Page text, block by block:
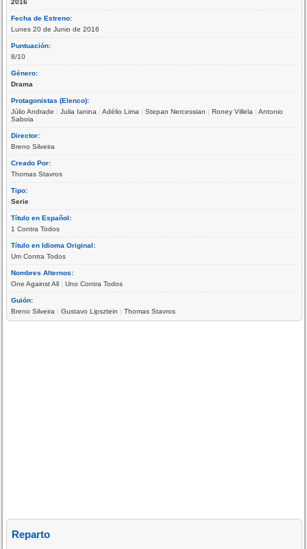
2016
Fecha de Estreno:
Lunes 20 de Junio de 2016
Puntuación:
8/10
Género:
Drama
Protagonistas (Elenco):
Júlio Andrade |Julia Ianina |Adélio Lima |Stepan Nercessian |Roney Villela |Antonio
Saboia
Director:
Breno Silveira
Creado Por:
Thomas Stavros
Tipo:
Serie
Título en Español:
1 Contra Todos
Título en Idioma Original:
Um Contra Todos
Nombres Alternos:
One Against All |Uno Contra Todos
Guión:
Breno Silveira |Gustavo Lipsztein |Thomas Stavros
Reparto